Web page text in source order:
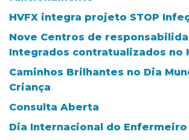
HVFX integra projeto STOP
Nove Centros de
Integrados contratualizados no
Caminhos Brilhantes no Dia
Criança
Consulta Aberta
Dia Internacional do Enfermeiro